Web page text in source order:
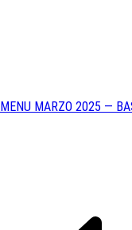
MENU MARZO 2025 —